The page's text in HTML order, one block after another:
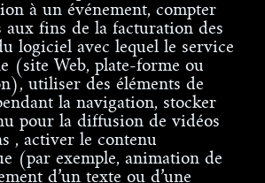
à un événement, compter
aux fins de la facturation des
logiciel avec lequel le service
(site Web, plate-forme ou
utiliser des éléments de
la navigation, stocker
pour la diffusion de vidéos
, activer le contenu
(par exemple, animation de
d’un texte ou d’une